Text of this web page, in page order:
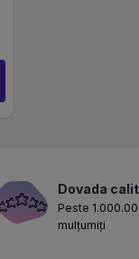
Dovada
Peste
mulțumiți